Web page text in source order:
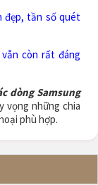
đẹp, tần số quét
còn rất đáng
dòng Samsung
vọng những chia
phù hợp.